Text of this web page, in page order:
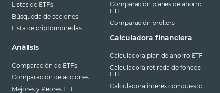
Listas de ETFs
Búsqueda de acciones
Lista de criptomonedas
Análisis
Comparación de ETFs
Comparación de acciones
Mejores y Peores ETF
Comparación planes de ahorro
ETF
Comparación brokers
Calculadora financiera
Calculadora plan de ahorro ETF
Calculadora retirada de fondos
ETF
Calculadora interés compuesto